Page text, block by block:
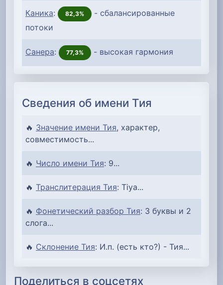
Каника: 82,3%
- сбалансированные
потоки
Санера: 77,3% - высокая гармония
Сведения об имени Тия
🔥 Значение имени Тия, характер,
совместимость...
🔥 Число имени Тия: 9...
🔥 Транслитерация Тия: Tiya...
🔥 Фонетический разбор Тия: 3 буквы и 2
слога...
🔥 Склонение Тия: И.п. (есть кто?) - Тия...
Поделиться в соцсетях